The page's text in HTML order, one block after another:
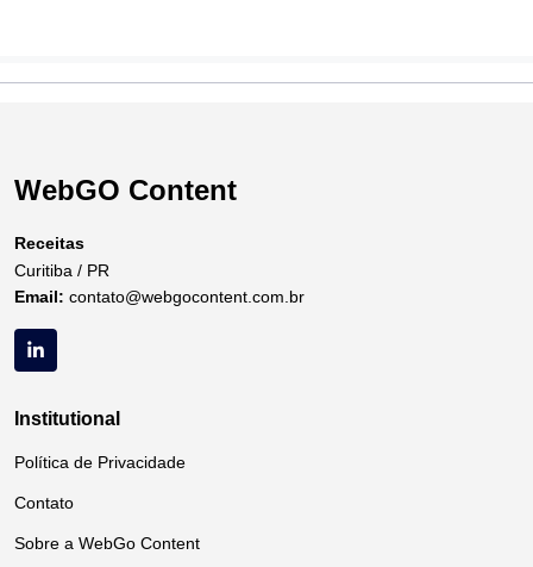
WebGO Content
Receitas
Curitiba / PR
Email: contato@webgocontent.com.br
Institutional
Política de Privacidade
Contato
Sobre a WebGo Content